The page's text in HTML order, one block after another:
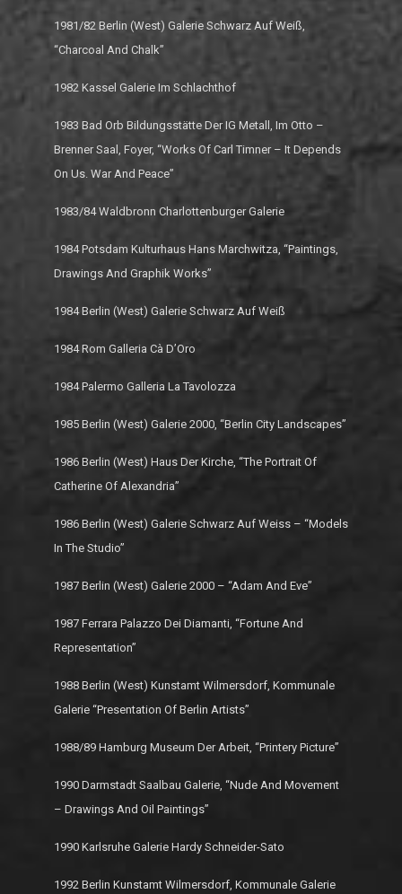
1981/82 Berlin (West) Galerie Schwarz Auf Weiß,
“Charcoal And Chalk”
1982 Kassel Galerie Im Schlachthof
1983 Bad Orb Bildungsstätte Der IG Metall, Im Otto –
Brenner Saal, Foyer, “Works Of Carl Timner – It Depends
On Us. War And Peace”
1983/84 Waldbronn Charlottenburger Galerie
1984 Potsdam Kulturhaus Hans Marchwitza, “Paintings,
Drawings And Graphik Works”
1984 Berlin (West) Galerie Schwarz Auf Weiß
1984 Rom Galleria Cà D’Oro
1984 Palermo Galleria La Tavolozza
1985 Berlin (West) Galerie 2000, “Berlin City Landscapes”
1986 Berlin (West) Haus Der Kirche, “The Portrait Of
Catherine Of Alexandria”
1986 Berlin (West) Galerie Schwarz Auf Weiss – “Models
In The Studio”
1987 Berlin (West) Galerie 2000 – “Adam And Eve”
1987 Ferrara Palazzo Dei Diamanti, “Fortune And
Representation”
1988 Berlin (West) Kunstamt Wilmersdorf, Kommunale
Galerie “Presentation Of Berlin Artists”
1988/89 Hamburg Museum Der Arbeit, “Printery Picture”
1990 Darmstadt Saalbau Galerie, “Nude And Movement
– Drawings And Oil Paintings”
1990 Karlsruhe Galerie Hardy Schneider-Sato
1992 Berlin Kunstamt Wilmersdorf, Kommunale Galerie